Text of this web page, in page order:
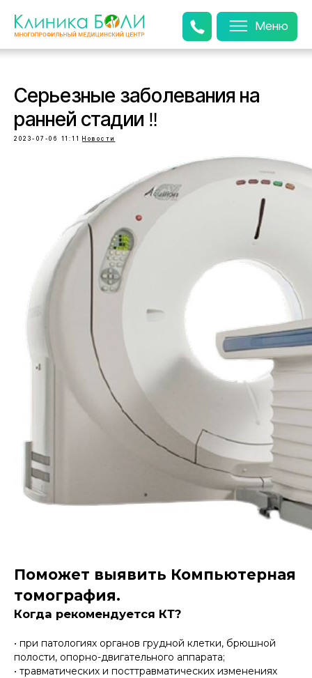
Меню
Серьезные заболевания на
ранней стадии ‼️
2023-07-06 11:11 Новости
Поможет выявить Компьютерная
томография.
Когда рекомендуется КТ?
• при патологиях органов грудной клетки, брюшной
полости, опорно-двигательного аппарата;
• травматических и посттравматических изменениях